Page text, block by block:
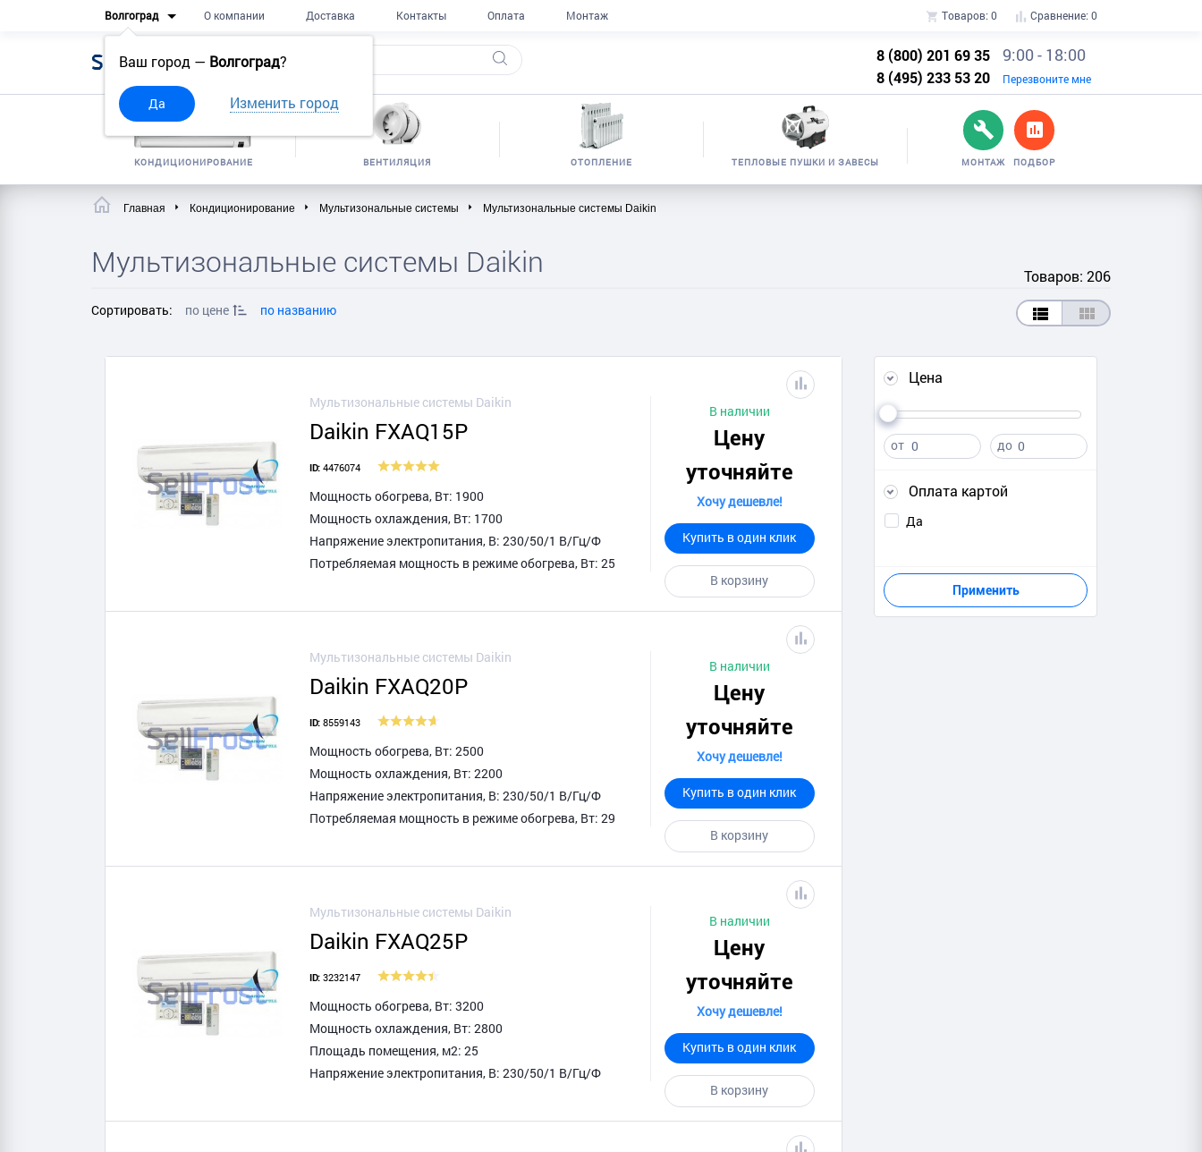
Волгоград
Ваш город — Волгоград?
Да Изменить город
О компании Доставка Контакты Оплата Монтаж Товаров: 0 Сравнение: 0
SellFrost
8 (800) 201 69 35
8 (495) 233 53 20
9:00 - 18:00
Перезвоните мне
КОНДИЦИОНИРОВАНИЕ ВЕНТИЛЯЦИЯ ОТОПЛЕНИЕ ТЕПЛОВЫЕ ПУШКИ И ЗАВЕСЫ МОНТАЖ ПОДБОР
Главная Кондиционирование Мультизональные системы Мультизональные системы Daikin
Мультизональные системы Daikin Товаров: 206
Сортировать: по цене по названию
Мультизональные системы Daikin
Daikin FXAQ15P
ID:4476074
Мощность обогрева, Вт: 1900
Мощность охлаждения, Вт: 1700
Напряжение электропитания, В: 230/50/1 В/Гц/Ф
Потребляемая мощность в режиме обогрева, Вт: 25
В наличии
Цену
уточняйте
Хочу дешевле!
Купить в один клик
В корзину
Мультизональные системы Daikin
Daikin FXAQ20P
ID:8559143
Мощность обогрева, Вт: 2500
Мощность охлаждения, Вт: 2200
Напряжение электропитания, В: 230/50/1 В/Гц/Ф
Потребляемая мощность в режиме обогрева, Вт: 29
В наличии
Цену
уточняйте
Хочу дешевле!
Купить в один клик
В корзину
Мультизональные системы Daikin
Daikin FXAQ25P
ID:3232147
Мощность обогрева, Вт: 3200
Мощность охлаждения, Вт: 2800
Площадь помещения, м2: 25
Напряжение электропитания, В: 230/50/1 В/Гц/Ф
В наличии
Цену
уточняйте
Хочу дешевле!
Купить в один клик
В корзину
Цена
от до
Оплата картой
Да
Применить